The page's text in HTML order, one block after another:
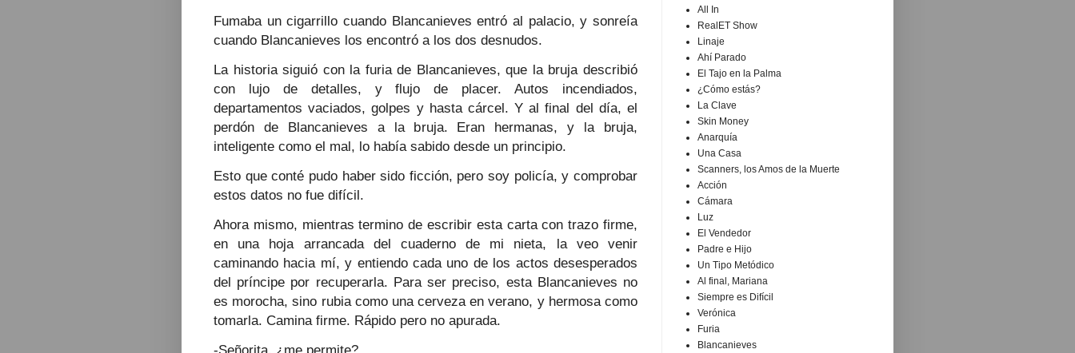
Fumaba un cigarrillo cuando Blancanieves entró al palacio, y sonreía
cuando Blancanieves los encontró a los dos desnudos.
La historia siguió con la furia de Blancanieves, que la bruja describió
con lujo de detalles, y flujo de placer. Autos incendiados,
departamentos vaciados, golpes y hasta cárcel. Y al final del día, el
perdón de Blancanieves a la bruja. Eran hermanas, y la bruja,
inteligente como el mal, lo había sabido desde un principio.
Esto que conté pudo haber sido ficción, pero soy policía, y comprobar
estos datos no fue difícil.
Ahora mismo, mientras termino de escribir esta carta con trazo firme,
en una hoja arrancada del cuaderno de mi nieta, la veo venir
caminando hacia mí, y entiendo cada uno de los actos desesperados
del príncipe por recuperarla. Para ser preciso, esta Blancanieves no
es morocha, sino rubia como una cerveza en verano, y hermosa como
tomarla. Camina firme. Rápido pero no apurada.
All In
RealET Show
Linaje
Ahí Parado
El Tajo en la Palma
¿Cómo estás?
La Clave
Skin Money
Anarquía
Una Casa
Scanners, los Amos de la Muerte
Acción
Cámara
Luz
El Vendedor
Padre e Hijo
Un Tipo Metódico
Al final, Mariana
Siempre es Difícil
Verónica
Furia
Blancanieves